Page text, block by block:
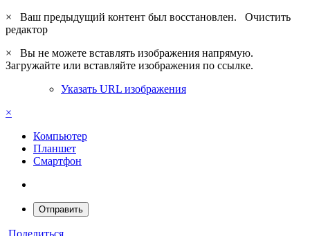
×
Ваш предыдущий контент был восстановлен. Очистить
редактор
×
Вы не можете вставлять изображения напрямую.
Загружайте или вставляйте изображения по ссылке.
Указать URL изображения
×
Компьютер
Планшет
Смартфон
Отправить
Поделиться